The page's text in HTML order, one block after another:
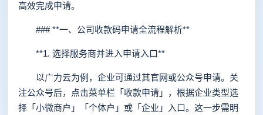
高效完成申请。
### **一、公司收款码申请全流程解析**
**1. 选择服务商并进入申请入口**
以广力云为例，企业可通过其官网或公众号申请。关
注公众号后，点击菜单栏「收款申请」，根据企业类型选
择「小微商户」「个体户」或「企业」入口。这一步需明